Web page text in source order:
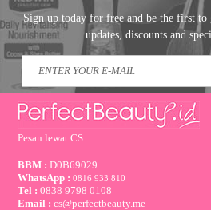
Sign up today for free and be the first
updates, discounts and
Pesan lewat CS:
BBM : D0B69029
WhatsApp :0816 933 810
Tel :0838 9798 0108
Email :cs@perfectbeauty.me